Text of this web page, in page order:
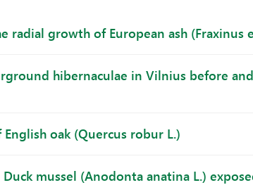
growth of European ash (Fraxinus
hibernaculae in Vilnius before
oak (Quercus robur L.)
mussel (Anodonta anatina L.)